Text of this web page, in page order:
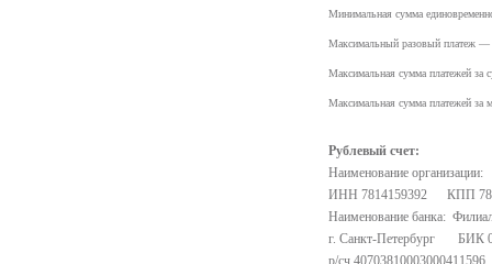
Минимальная сумма
Максимальный разовый платеж —
Максимальная сумма платежей за
Максимальная сумма платежей
Рублевый счет:
Наименование
ИНН 7814159392 КПП
Наименование банка:
г. Санкт-Петербург БИК
р/сч